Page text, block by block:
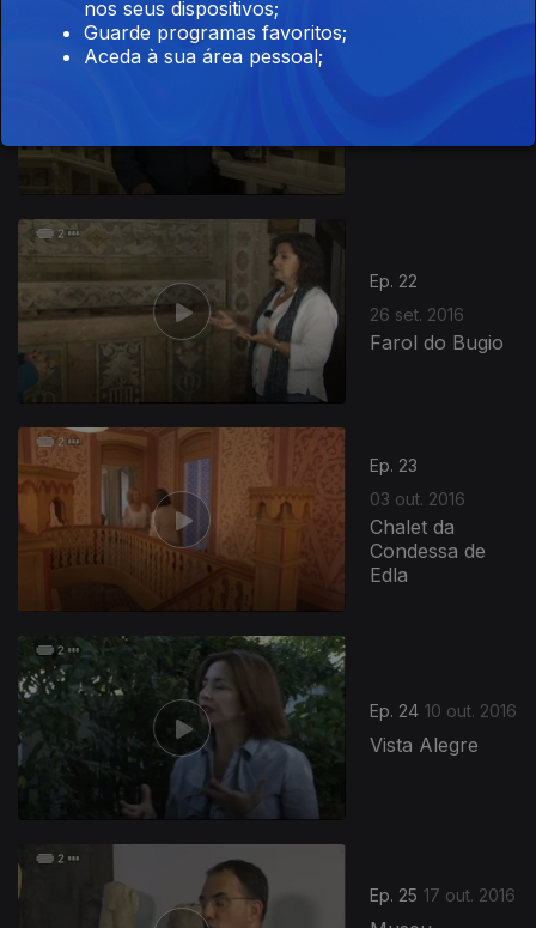
Ep. 22
26 set. 2016
Farol do Bugio
Ep. 23
03 out. 2016
Chalet da
Condessa de
Edla
Ep. 24 10 out. 2016
Vista Alegre
253943
Ep. 25 17 out. 2016
nos seus dispositivos;
Guarde programas favoritos;
Aceda à sua área pessoal;